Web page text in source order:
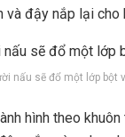
đ‎‎ậy n‎‎ắp l‎‎ại cho
nấu sẽ đổ một lớp bột
hình t‎‎heo